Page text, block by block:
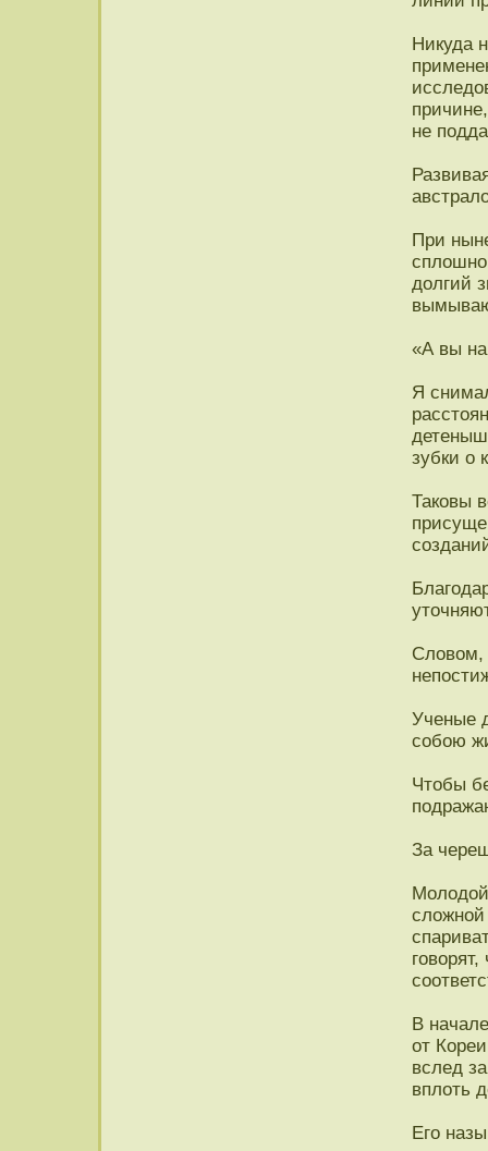
Никуда
не
При
долгий
«А вы на
Я
зубки о
Таковы
Словом,
Ученые
собою
Чтобы
За
В
от
вслед
вплоть
Его